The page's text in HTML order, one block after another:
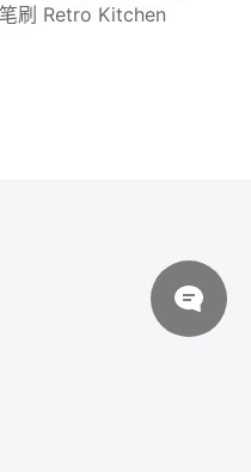
刷 Retro Kitchen